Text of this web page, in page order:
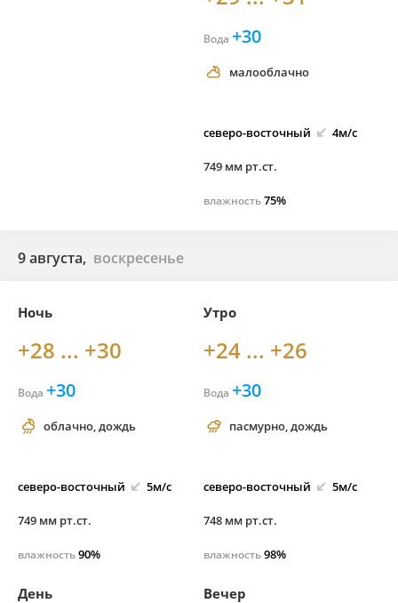
Вода +30
малооблачно
северо-восточный 4м/с
749 мм рт.ст.
влажность75%
9 августа, воскресенье
Ночь
+28 ... +30
Вода +30
облачно, дождь
северо-восточный 5м/с
749 мм рт.ст.
влажность90%
Утро
+24 ... +26
Вода +30
пасмурно, дождь
северо-восточный 5м/с
748 мм рт.ст.
влажность98%
День Вечер